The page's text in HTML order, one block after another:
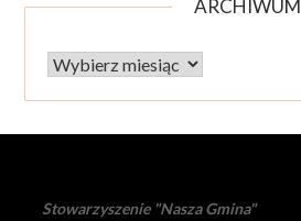
ARCHIWUM
Archiwum
Stowarzyszenie "Nasza Gmina"